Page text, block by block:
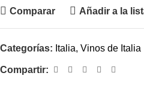
Comparar Añadir a la
Categorías: Italia, Vinos de Italia
Compartir: